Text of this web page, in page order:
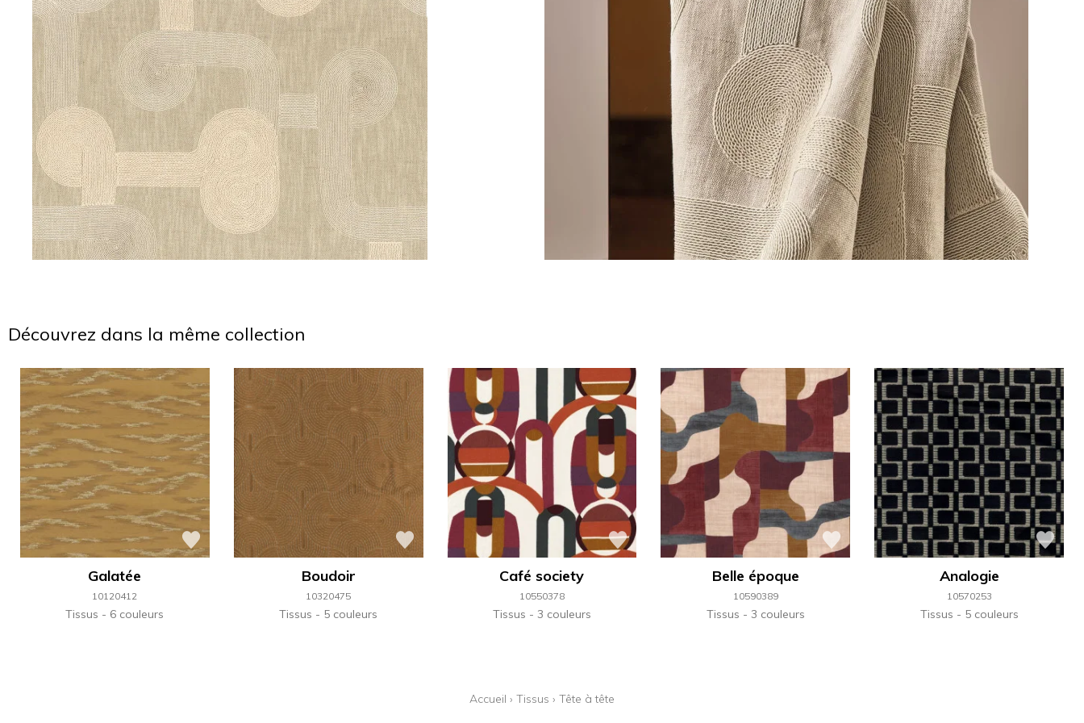
Découvrez dans la même collection
Galatée
10120412
Tissus 6 couleurs
Boudoir
10320475
Tissus 5 couleurs
Café society
10550378
Tissus 3 couleurs
Belle époque
10590389
Tissus 3 couleurs
Analogie
10570253
Tissus 5 couleurs
Accueil › Tissus › Tête à tête